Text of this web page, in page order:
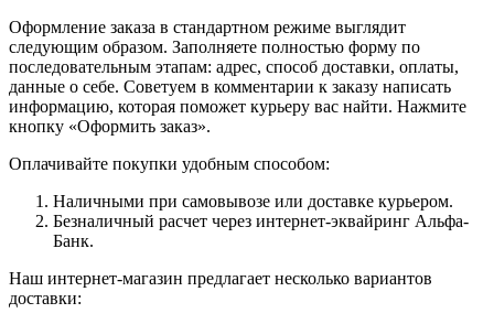
Оформление заказа в стандартном режиме выглядит
следующим образом. Заполняете полностью форму по
последовательным этапам: адрес, способ доставки, оплаты,
данные о себе. Советуем в комментарии к заказу написать
информацию, которая поможет курьеру вас найти. Нажмите
кнопку «Оформить заказ».
Оплачивайте покупки удобным способом:
Наличными при самовывозе или доставке курьером.
Безналичный расчет через интернет-эквайринг Альфа-
Банк.
Наш интернет-магазин предлагает несколько вариантов
доставки: